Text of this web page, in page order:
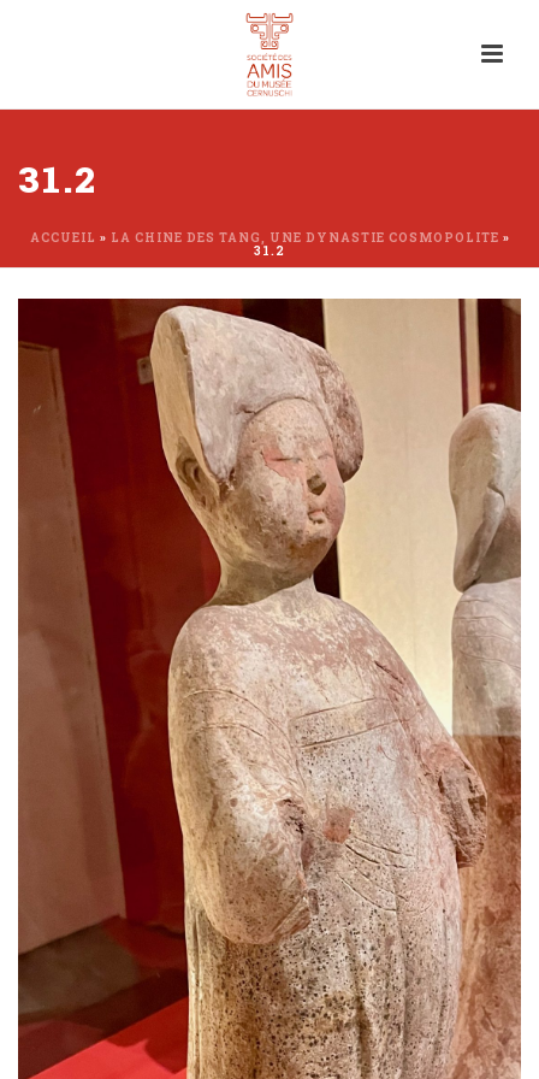
31.2
ACCUEIL » LA CHINE DES TANG, UNE DYNASTIE COSMOPOLITE »
31.2